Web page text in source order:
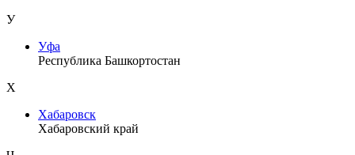
У
Уфа
Республика Башкортостан
Х
Хабаровск
Хабаровский край